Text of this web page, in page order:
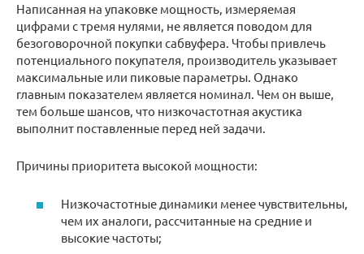
Написанная на упаковке мощность, измеряемая
цифрами с тремя нулями, не является поводом для
безоговорочной покупки сабвуфера. Чтобы привлечь
потенциального покупателя, производитель указывает
максимальные или пиковые параметры. Однако
главным показателем является номинал. Чем он выше,
тем больше шансов, что низкочастотная акустика
выполнит поставленные перед ней задачи.
Причины приоритета высокой мощности:
Низкочастотные динамики менее чувствительны,
чем их аналоги, рассчитанные на средние и
высокие частоты;